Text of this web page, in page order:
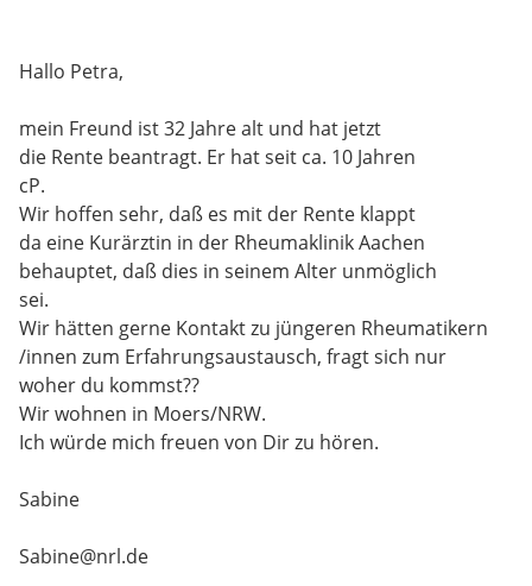
Hallo Petra,
mein Freund ist 32 Jahre alt und hat jetzt
die Rente beantragt. Er hat seit ca. 10 Jahren
cP.
Wir hoffen sehr, daß es mit der Rente klappt
da eine Kurärztin in der Rheumaklinik Aachen
behauptet, daß dies in seinem Alter unmöglich
sei.
Wir hätten gerne Kontakt zu jüngeren Rheumatikern
/innen zum Erfahrungsaustausch, fragt sich nur
woher du kommst??
Wir wohnen in Moers/NRW.
Ich würde mich freuen von Dir zu hören.
Sabine
Sabine@nrl.de